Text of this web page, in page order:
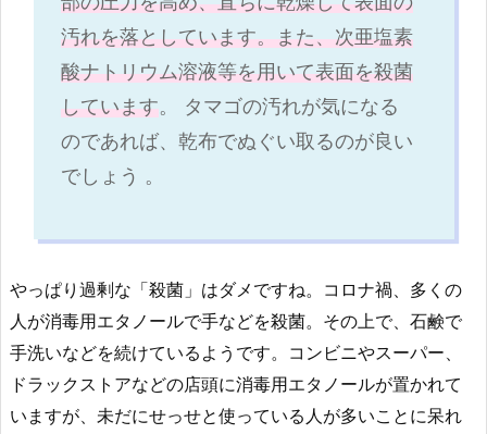
汚れを落としています。また、次亜塩素
酸ナトリウム溶液等を用いて表面を殺菌
しています。 タマゴの汚れが気になる
のであれば、乾布でぬぐい取るのが良い
でしょう 。
やっぱり過剰な「殺菌」はダメですね。コロナ禍、多くの
人が消毒用エタノールで手などを殺菌。その上で、石鹸で
手洗いなどを続けているようです。コンビニやスーパー、
ドラックストアなどの店頭に消毒用エタノールが置かれて
いますが、未だにせっせと使っている人が多いことに呆れ